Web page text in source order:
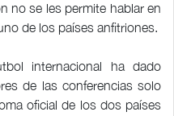
no se les permite hablar en
de los países anfitriones.
internacional ha dado
de las conferencias solo
oficial de los dos países